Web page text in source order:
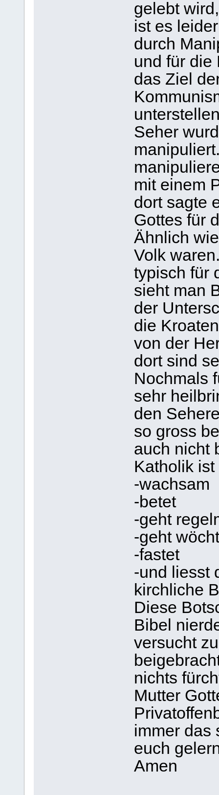
gelebt
ist es
durch
und für die
das Ziel
Seher
mit einem
dort sagte
Gottes für
Ähnlich
Volk
typisch für
sieht man
der
die
von der
dort sind
Nochmals
sehr
den
so gross
auch nicht
Katholik ist
-wachsam
-betet
-geht
-geht
-fastet
-und liesst
kirchliche
Diese
Bibel
versucht
nichts
Mutter
immer das
euch
Amen